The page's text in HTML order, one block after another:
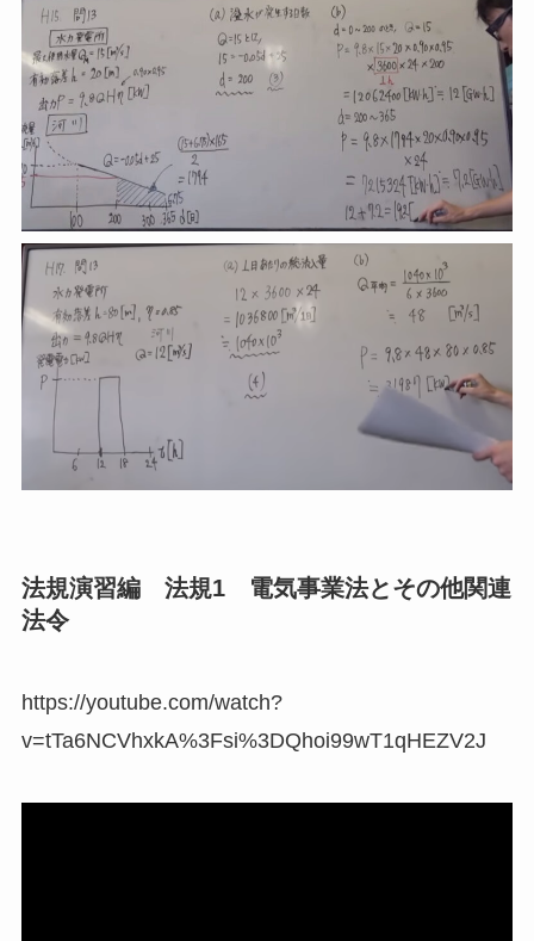
法規演習編 法規1 電気事業法とその他関連
法令
https://youtube.com/watch?
v=tTa6NCVhxkA%3Fsi%3DQhoi99wT1qHEZV2J